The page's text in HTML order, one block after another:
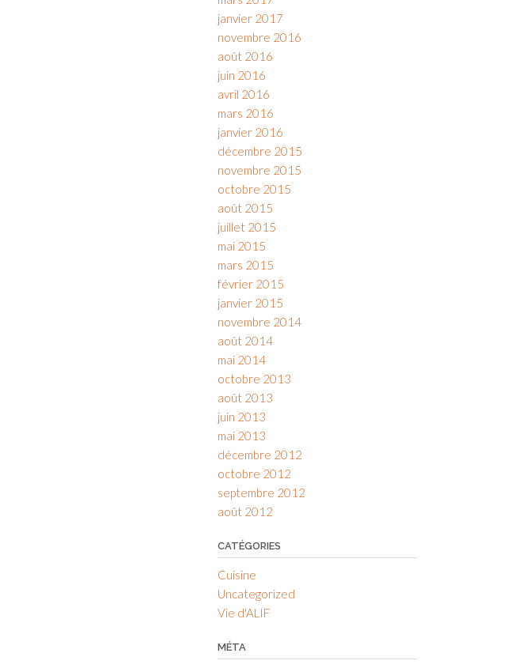
janvier 2017
novembre 2016
août 2016
juin 2016
avril 2016
mars 2016
janvier 2016
décembre 2015
novembre 2015
octobre 2015
août 2015
juillet 2015
mai 2015
mars 2015
février 2015
janvier 2015
novembre 2014
août 2014
mai 2014
octobre 2013
août 2013
juin 2013
mai 2013
décembre 2012
octobre 2012
septembre 2012
août 2012
CATÉGORIES
Cuisine
Uncategorized
Vie d'ALIF
MÉTA